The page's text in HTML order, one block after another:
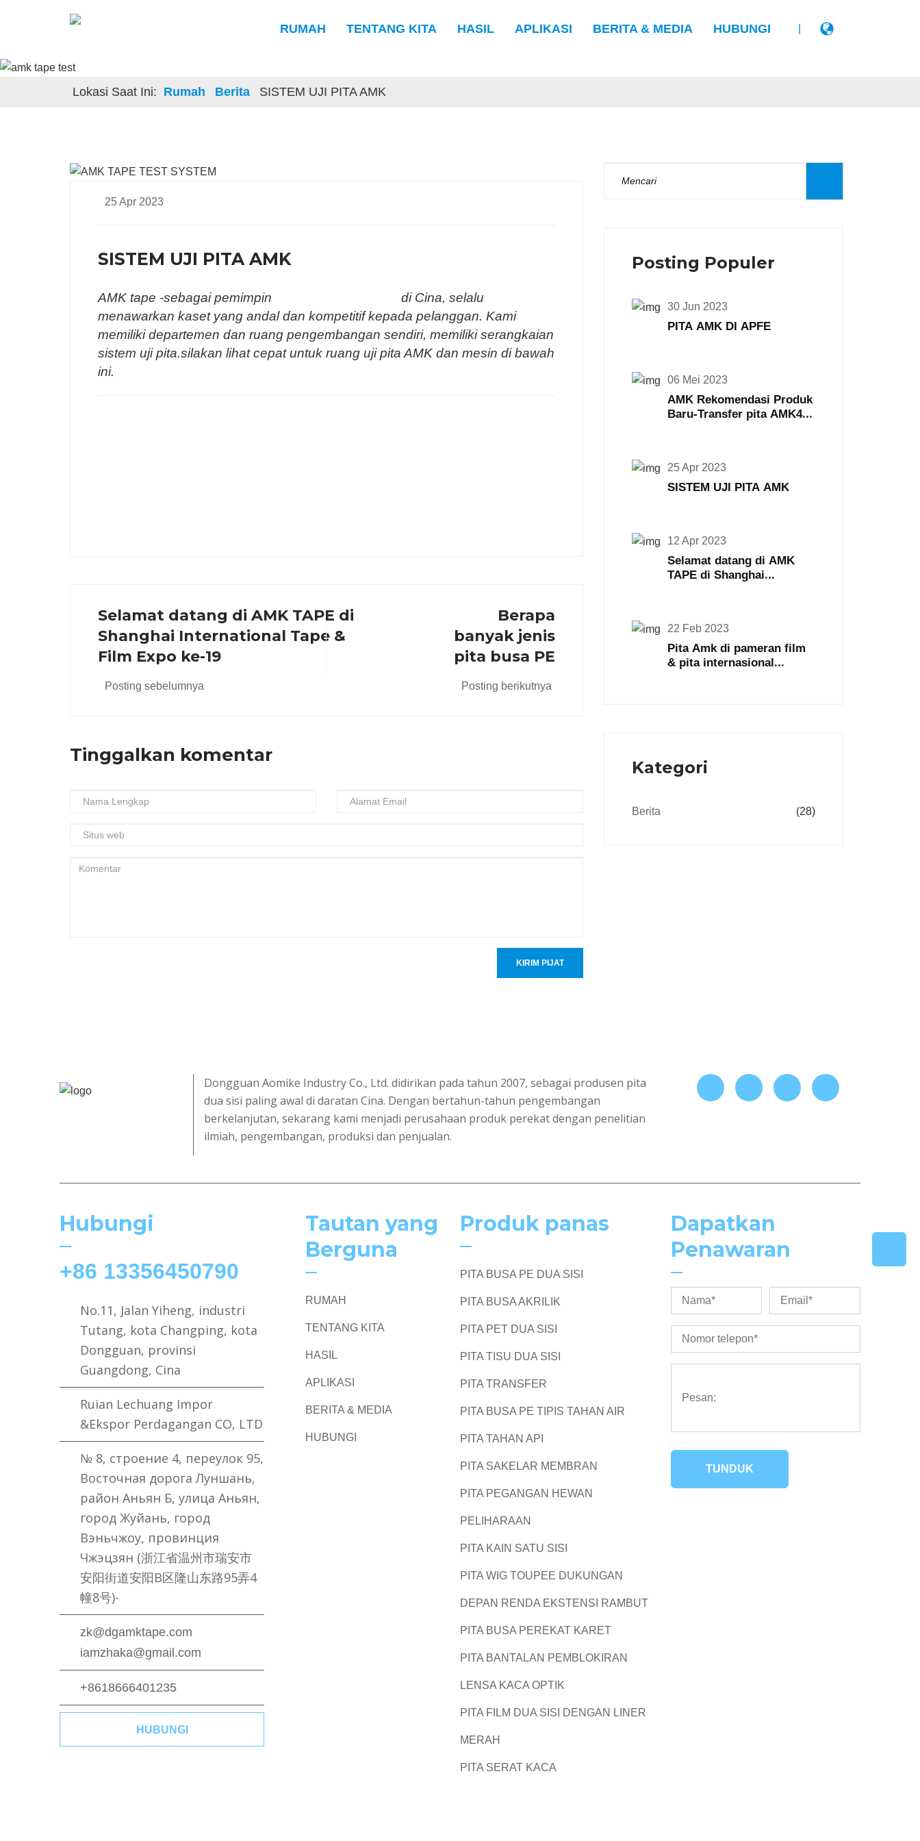
RUMAH TENTANG KITA HASIL APLIKASI BERITA & MEDIA HUBUNGI
Lokasi Saat Ini: Rumah Berita SISTEM UJI PITA AMK
25 Apr 2023
SISTEM UJI PITA AMK
AMK tape -sebagai pemimpin
di Cina, selalu
menawarkan kaset yang andal dan kompetitif kepada pelanggan. Kami
memiliki departemen dan ruang pengembangan sendiri, memiliki serangkaian
sistem uji pita.silakan lihat cepat untuk ruang uji pita AMK dan mesin di bawah
ini.
Selamat datang di AMK TAPE di
Shanghai International Tape &
Film Expo ke-19
Posting sebelumnya
Berapa
banyak jenis
pita busa PE
Posting berikutnya
Tinggalkan komentar
KIRIM PIJAT
Posting Populer
30 Jun 2023
PITA AMK DI APFE
06 Mei 2023
AMK Rekomendasi Produk
Baru-Transfer pita AMK467
25 Apr 2023
SISTEM UJI PITA AMK
12 Apr 2023
Selamat datang di AMK
TAPE di Shanghai
22 Feb 2023
Pita Amk di pameran film
& pita internasional
Kategori
Berita (28)
Dongguan Aomike Industry Co., Ltd. didirikan pada tahun 2007, sebagai produsen pita
dua sisi paling awal di daratan Cina. Dengan bertahun-tahun pengembangan
berkelanjutan, sekarang kami menjadi perusahaan produk perekat dengan penelitian
ilmiah, pengembangan, produksi dan penjualan.
Hubungi
+86 13356450790
No.11, Jalan Yiheng, industri
Tutang, kota Changping, kota
Dongguan, provinsi
Guangdong, Cina
Ruian Lechuang Impor
&Ekspor Perdagangan CO, LTD
№ 8, строение 4, переулок 95,
Восточная дорога Луншань,
район Аньян Б, улица Аньян,
город Жуйань, город
Вэньчжоу, провинция
Чжэцзян (浙江省温州市瑞安市
安阳街道安阳B区隆山东路95弄4
幢8号)-
zk@dgamktape.com
iamzhaka@gmail.com
+8618666401235
HUBUNGI
Tautan yang
Berguna
RUMAH
TENTANG KITA
HASIL
APLIKASI
BERITA & MEDIA
HUBUNGI
Produk panas
PITA BUSA PE DUA SISI
PITA BUSA AKRILIK
PITA PET DUA SISI
PITA TISU DUA SISI
PITA TRANSFER
PITA BUSA PE TIPIS TAHAN AIR
PITA TAHAN API
PITA SAKELAR MEMBRAN
PITA PEGANGAN HEWAN
PELIHARAAN
PITA KAIN SATU SISI
PITA WIG TOUPEE DUKUNGAN
DEPAN RENDA EKSTENSI RAMBUT
PITA BUSA PEREKAT KARET
PITA BANTALAN PEMBLOKIRAN
LENSA KACA OPTIK
PITA FILM DUA SISI DENGAN LINER
MERAH
PITA SERAT KACA
Dapatkan
Penawaran
TUNDUK